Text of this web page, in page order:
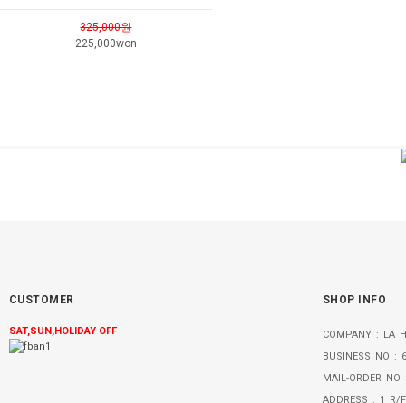
325,000원
225,000won
CUSTOMER
SAT,SUN,HOLIDAY OFF
SHOP INFO
COMPANY: LA
BUSINESS NO :
MAIL-ORDER
ADDRESS : 1 R/